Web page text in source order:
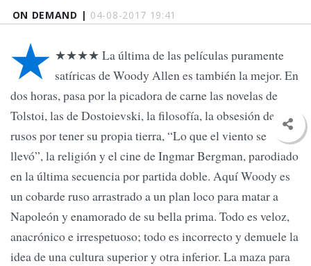
ON DEMAND | 04-08-2017 19:41
★ ★★★★ La última de las películas puramente
satíricas de Woody Allen es también la mejor. En
dos horas, pasa por la picadora de carne las novelas de
Tolstoi, las de Dostoievski, la filosofía, la obsesión de los
rusos por tener su propia tierra, “Lo que el viento se
llevó”, la religión y el cine de Ingmar Bergman, parodiado
en la última secuencia por partida doble. Aquí Woody es
un cobarde ruso arrastrado a un plan loco para matar a
Napoleón y enamorado de su bella prima. Todo es veloz,
anacrónico e irrespetuoso; todo es incorrecto y demuele la
idea de una cultura superior y otra inferior. La maza para